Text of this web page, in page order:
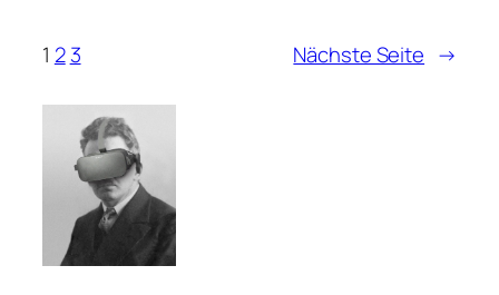
1 2 3 Nächste Seite →